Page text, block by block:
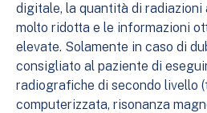
digitale, la quantità di
molto ridotta e le informazioni
elevate. Solamente in caso di
consigliato al paziente di
radiografiche di secondo livello
computerizzata, risonanza